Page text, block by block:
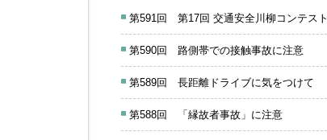
第591回 第17回 交通安全川柳コンテスト
第590回 路側帯での接触事故に注意
第589回 長距離ドライブに気をつけて
第588回 「縁故者事故」に注意